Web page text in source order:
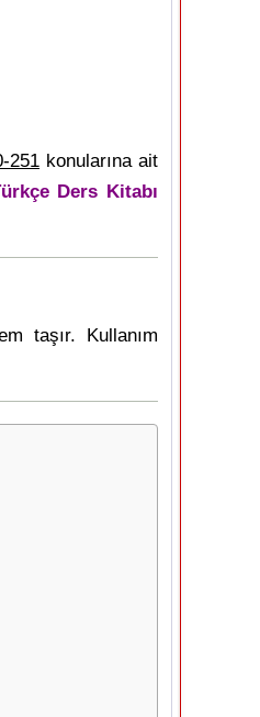
251 konularına ait
Ders Kitabı
taşır. Kullanım